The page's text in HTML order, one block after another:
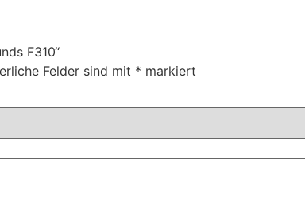
F310“
Felder sind mit * markiert